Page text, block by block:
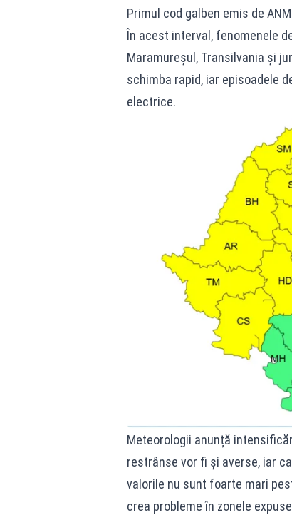
Primul cod galben emis de
În acest interval, fenomenele
Maramureșul, Transilvania și
schimba rapid, iar episoadele
electrice.
Meteorologii anunță
restrânse vor fi și averse, iar
valorile nu sunt foarte mari
crea probleme în zonele